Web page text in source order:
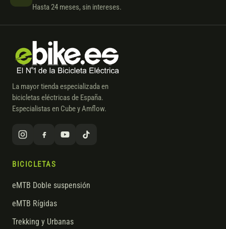
Hasta 24 meses, sin intereses.
La mayor tienda especializada en
bicicletas eléctricas de España.
Especialistas en Cube y Amflow.
BICICLETAS
eMTB Doble suspensión
eMTB Rígidas
Trekking y Urbanas